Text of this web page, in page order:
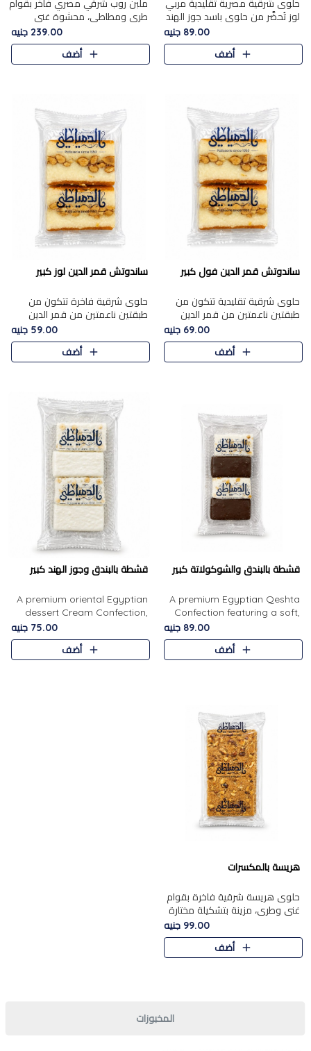
حلوى شرقية مصرية تقليدية مربي
لوز تُحضَّر من حلوى باسد جوز الهند
بقوام طري ومذاق غني، وتُزين
وتغطاه بقطع اللوز الفاخر التي
تضيف لمسة مميزة م..
89.00 جنيه
أضف
ملبن روب شرقي مصري فاخر بقوام
طري ومطاطي، محشوة غني
بسخاء بقطع عين الجمل واللوز
الفاخر التي تضيف قرمشة مميزة
ومرضية ونكهة ناتي غنية في كل
239.00 جنيه
أضف
ساندوتش قمر الدين فول كبير
حلوى شرقية تقليدية تتكون من
طبقتين ناعمتين من قمر الدين
الفاخر، تتوسطهما حشوة غنية من
الفول السوداني المحمص، لتجمع
بين حلاوة المشمش الطبيعية..
69.00 جنيه
أضف
ساندوتش قمر الدين لوز كبير
حلوى شرقية فاخرة تتكون من
طبقتين ناعمتين من قمر الدين
الفاخر، تتوسطهما حشوة غنية من
اللوز المحمص لتمنح مزيجًا متوازنًا
من النعومة والقرمشة. ..
59.00 جنيه
أضف
قشطة بالبندق والشوكولاتة كبير
A premium Egyptian Qeshta
Confection featuring a soft,
creamy texture paired with a
rich layer of premium
chocolate and the distinctive
89.00 جنيه
أضف
قشطة بالبندق وجوز الهند كبير
A premium oriental Egyptian
dessert Cream Confection,
featuring a soft, creamy
texture and the distinctive
flavor of roasted hazelnuts.
75.00 جنيه
أضف
هريسة بالمكسرات
حلوى هريسة شرقية فاخرة بقوام
غني وطري، مزينة بتشكيلة مختارة
من المكسرات الفاخرة التي تضيف
قرمشة مميزة ونكهة غنية في كل
قطعة. تجمع بين المذاق..
99.00 جنيه
أضف
المخبوزات